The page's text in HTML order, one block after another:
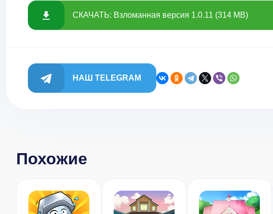
СКАЧАТЬ: Взломанная версия 1.0.11 (314 MB)
НАШ TELEGRAM
Похожие